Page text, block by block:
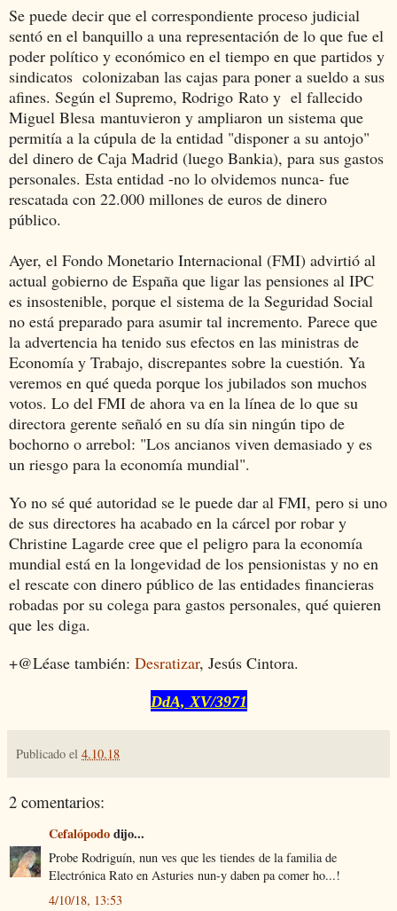
Se puede decir que el correspondiente proceso judicial
sentó en el banquillo a una representación de lo que fue el
poder político y económico en el tiempo en que partidos y
sindicatos colonizaban las cajas para poner a sueldo a sus
afines. Según el Supremo, Rodrigo Rato y el fallecido
Miguel Blesa mantuvieron y ampliaron un sistema que
permitía a la cúpula de la entidad "disponer a su antojo"
del dinero de Caja Madrid (luego Bankia), para sus gastos
personales. Esta entidad -no lo olvidemos nunca- fue
rescatada con 22.000 millones de euros de dinero
público.
Ayer, el Fondo Monetario Internacional (FMI) advirtió al
actual gobierno de España que ligar las pensiones al IPC
es insostenible, porque el sistema de la Seguridad Social
no está preparado para asumir tal incremento. Parece que
la advertencia ha tenido sus efectos en las ministras de
Economía y Trabajo, discrepantes sobre la cuestión. Ya
veremos en qué queda porque los jubilados son muchos
votos. Lo del FMI de ahora va en la línea de lo que su
directora gerente señaló en su día sin ningún tipo de
bochorno o arrebol: "Los ancianos viven demasiado y es
un riesgo para la economía mundial".
Yo no sé qué autoridad se le puede dar al FMI, pero si uno
de sus directores ha acabado en la cárcel por robar y
Christine Lagarde cree que el peligro para la economía
mundial está en la longevidad de los pensionistas y no en
el rescate con dinero público de las entidades financieras
robadas por su colega para gastos personales, qué quieren
que les diga.
+@Léase también: Desratizar, Jesús Cintora.
DdA, XV/3971
Publicado el 4.10.18
2 comentarios:
Cefalópododijo...
Probe Rodriguín, nun ves que les tiendes de la familia de
Electrónica Rato en Asturies nun-y daben pa comer ho...!
4/10/18, 13:53